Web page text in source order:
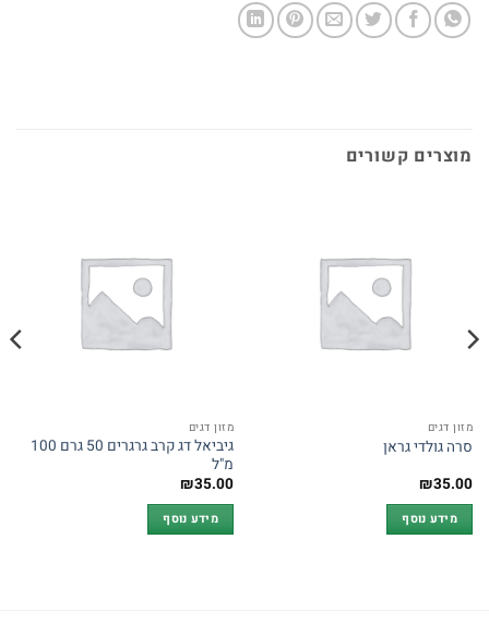
מוצרים קשורים
מזון דגים
סרה גולדי גראן
₪35.00
מידע נוסף
מזון דגים
גיביאל דג קרב גרגרים 50 גרם 100
מ"ל
₪35.00
מידע נוסף